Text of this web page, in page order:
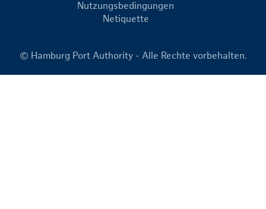
Nutzungsbedingungen
Netiquette
© Hamburg Port Authority - Alle Rechte vorbehalten.